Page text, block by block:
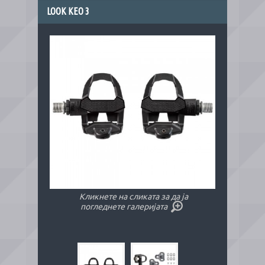
LOOK KEO 3
Кликнете на сликата за да ја
погледнете галеријата